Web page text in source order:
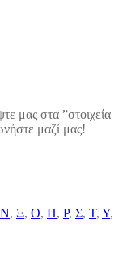
μας στα ”στοιχεία
μαζί μας!
Ν, Ξ, Ο, Π, Ρ, Σ, Τ, Υ,